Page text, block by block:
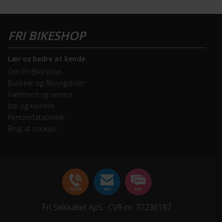
Lær os bedre at kende
Om Fri BikeShop
Butikker og åbningstider
Værksted og service
Job og karriere
Persondatapolitik
Brug af cookies
Fri Selskabet ApS · CVR-nr. 37236187